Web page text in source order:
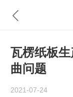
瓦楞纸板
曲问题
2021-07-24